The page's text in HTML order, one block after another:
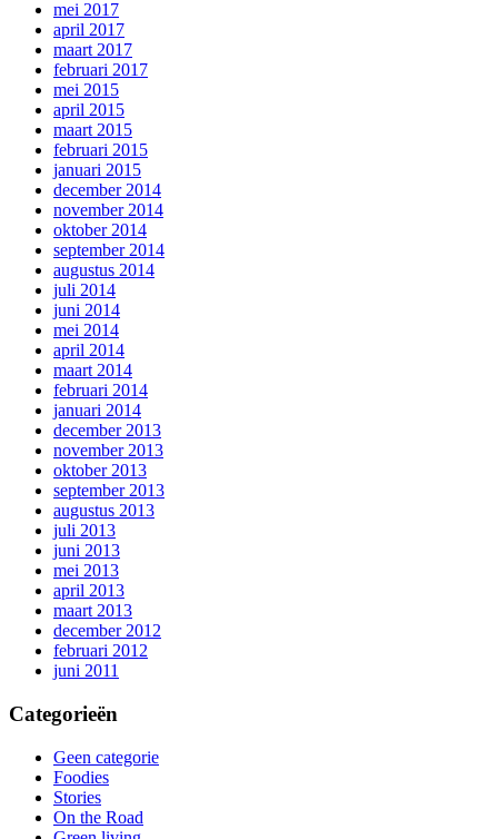
mei 2017
april 2017
maart 2017
februari 2017
mei 2015
april 2015
maart 2015
februari 2015
januari 2015
december 2014
november 2014
oktober 2014
september 2014
augustus 2014
juli 2014
juni 2014
mei 2014
april 2014
maart 2014
februari 2014
januari 2014
december 2013
november 2013
oktober 2013
september 2013
augustus 2013
juli 2013
juni 2013
mei 2013
april 2013
maart 2013
december 2012
februari 2012
juni 2011
Categorieën
Geen categorie
Foodies
Stories
On the Road